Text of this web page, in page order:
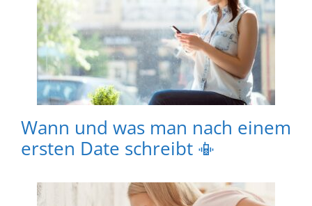
Wann und was man nach einem
ersten Date schreibt 📳